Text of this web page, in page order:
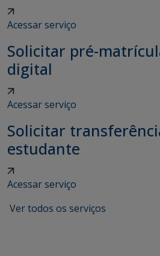
Acessar serviço
Solicitar pré-
digital
Acessar serviço
Solicitar
estudante
Acessar serviço
Ver todos os serviços